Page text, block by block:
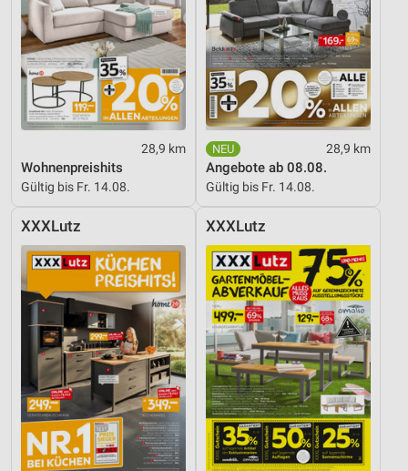
28,9 km
Wohnenpreishits
Gültig bis Fr. 14.08.
28,9 km
Angebote ab 08.08.
Gültig bis Fr. 14.08.
XXXLutz XXXLutz